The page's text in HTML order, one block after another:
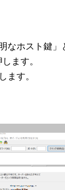
なホスト鍵」
ます。
ます。